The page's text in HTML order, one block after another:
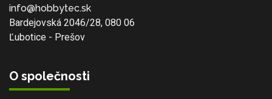
info@hobbytec.sk
Bardejovská 2046/28, 080 06
Ľubotice - Prešov
O společnosti